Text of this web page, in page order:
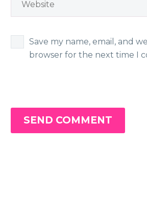
Save my name, email, and
browser for the next time I
SEND COMMENT